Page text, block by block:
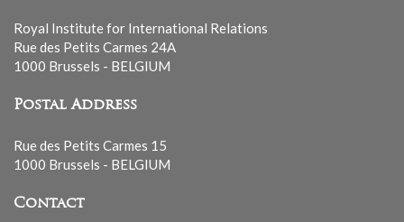
Royal Institute for International Relations
Rue des Petits Carmes 24A
1000 Brussels - BELGIUM
Postal Address
Rue des Petits Carmes 15
1000 Brussels - BELGIUM
Contact